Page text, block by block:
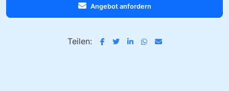
Angebot anfordern
Teilen: